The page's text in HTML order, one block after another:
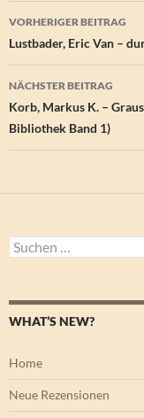
VORHERIGER BEITRAG
Lustbader, Eric Van –
NÄCHSTER BEITRAG
Korb, Markus K. –
Bibliothek Band 1)
Suchen
nach:
WHAT’S NEW?
Home
Neue Rezensionen